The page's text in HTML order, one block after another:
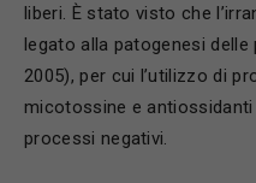
liberi. È stato visto che
legato alla patogenesi
2005), per cui l’utilizzo di
micotossine e
processi negativi.